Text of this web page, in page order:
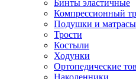
Бинты эластичные
Компрессионный
Подушки и матрасы
Трости
Костыли
Ходунки
Ортопедические
Наколенники